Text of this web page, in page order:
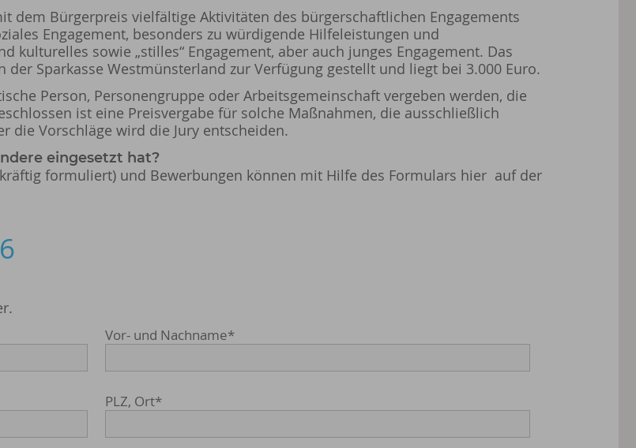
dem Bürgerpreis vielfältige Aktivitäten des bürgerschaftlichen Engagements
Engagement, besonders zu würdigende Hilfeleistungen und
kulturelles sowie „stilles“ Engagement, aber auch junges Engagement. Das
Sparkasse Westmünsterland zur Verfügung gestellt und liegt bei 3.000 Euro.
Person, Personengruppe oder Arbeitsgemeinschaft vergeben werden, die
ist eine Preisvergabe für solche Maßnahmen, die ausschließlich
die Vorschläge wird die Jury entscheiden.
eingesetzt hat?
formuliert) und Bewerbungen können mit Hilfe des Formulars hier auf der
Vor- und Nachname*
PLZ, Ort*